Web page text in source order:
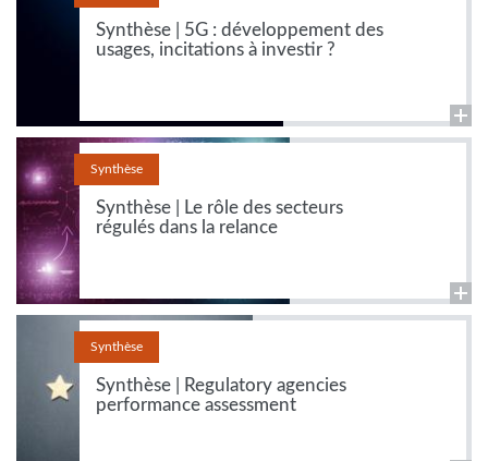
Synthèse | 5G : développement des
usages, incitations à investir ?
Synthèse
Synthèse | Le rôle des secteurs
régulés dans la relance
Synthèse
Synthèse | Regulatory agencies
performance assessment